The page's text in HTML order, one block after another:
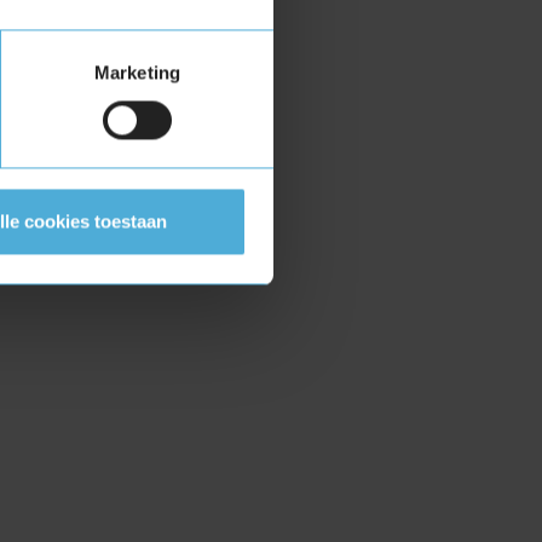
Marketing
cookies toestaan